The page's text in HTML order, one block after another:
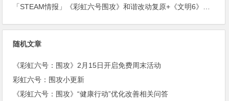
随机文章
《彩虹六号：围攻》2月15日开启免费周末活动
彩虹六号：围攻小更新
《彩虹六号：围攻》“健康行动”优化改善相关问答